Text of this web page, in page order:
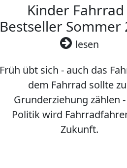
Kinder Fahrrad
Bestseller Sommer
lesen
Früh übt sich - auch das
dem Fahrrad sollte
Grunderziehung zählen
Politik wird
Zukunft.